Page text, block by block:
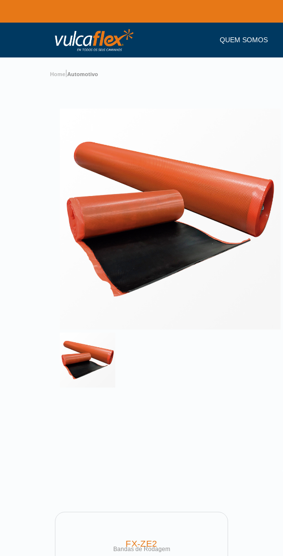
QUEM SOMOS
Home Automotivo
FX-ZE2
Bandas de Rodagem